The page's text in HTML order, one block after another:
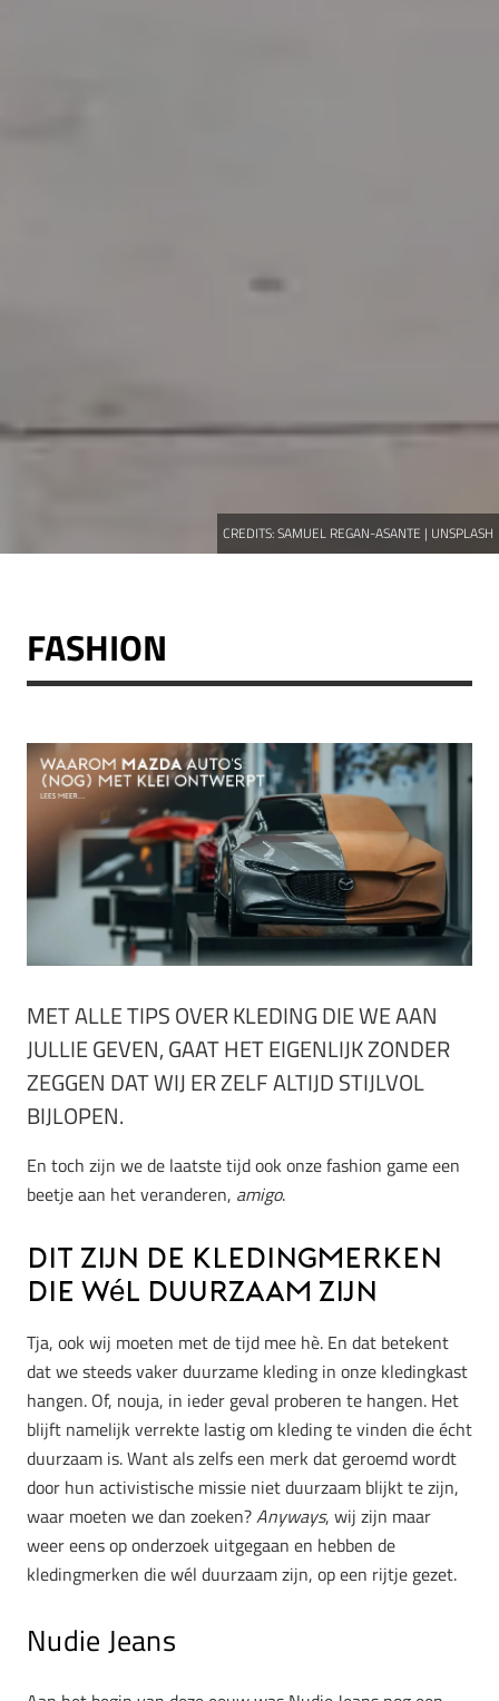
CREDITS:SAMUEL REGAN-ASANTE | UNSPLASH
FASHION
MET ALLE TIPS OVER KLEDING DIE WE AAN
JULLIE GEVEN, GAAT HET EIGENLIJK ZONDER
ZEGGEN DAT WIJ ER ZELF ALTIJD STIJLVOL
BIJLOPEN.
En toch zijn we de laatste tijd ook onze fashion game een
beetje aan het veranderen, amigo.
Dit zijn de kledingmerken
die wél duurzaam zijn
Tja, ook wij moeten met de tijd mee hè. En dat betekent
dat we steeds vaker duurzame kleding in onze kledingkast
hangen. Of, nouja, in ieder geval proberen te hangen. Het
blijft namelijk verrekte lastig om kleding te vinden die écht
duurzaam is. Want als zelfs een merk dat geroemd wordt
door hun activistische missie niet duurzaam blijkt te zijn,
waar moeten we dan zoeken?Anyways, wij zijn maar
weer eens op onderzoek uitgegaan en hebben de
kledingmerken die wél duurzaam zijn, op een rijtje gezet.
Nudie Jeans